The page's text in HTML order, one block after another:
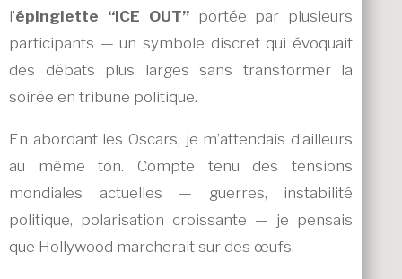
l’épinglette “ICE OUT”portée par plusieurs
participants — un symbole discret qui évoquait
des débats plus larges sans transformer la
soirée en tribune politique.
En abordant les Oscars, je m’attendais d’ailleurs
au même ton. Compte tenu des tensions
mondiales actuelles — guerres, instabilité
politique, polarisation croissante — je pensais
que Hollywood marcherait sur des œufs.